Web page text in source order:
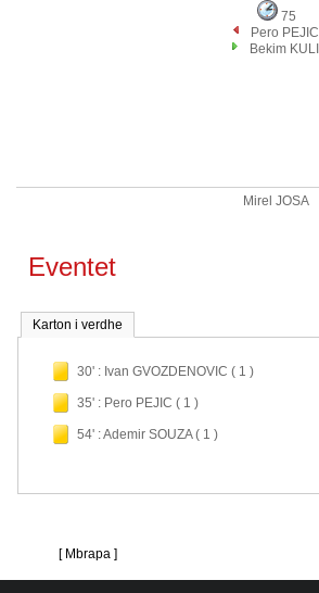
75
Pero PEJIC
Bekim KULI
Mirel JOSA
Eventet
Karton i verdhe
30' : Ivan GVOZDENOVIC ( 1 )
35' : Pero PEJIC ( 1 )
54' : Ademir SOUZA ( 1 )
[ Mbrapa ]